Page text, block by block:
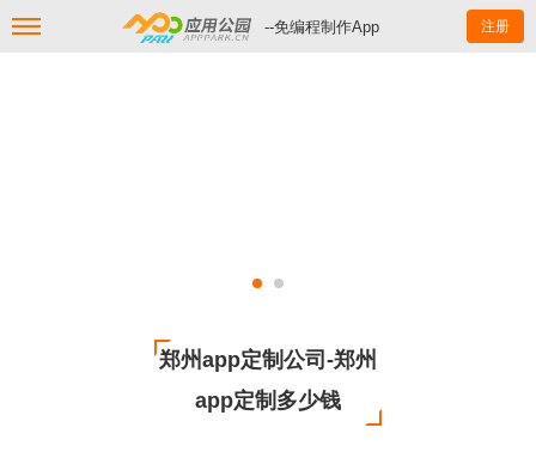
--免编程制作App 注册
郑州app定制公司-郑州
app定制多少钱